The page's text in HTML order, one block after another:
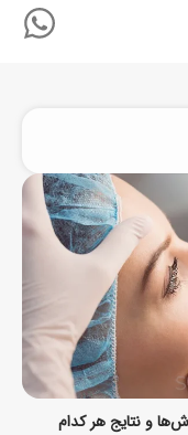
و نتایج هر کدام